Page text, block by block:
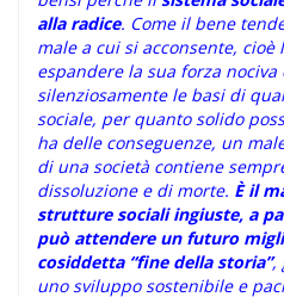
alla radice. Come il bene
male a cui si acconsente, cioè
espandere la sua forza nociva
silenziosamente le basi di
sociale, per quanto solido
ha delle conseguenze, un
di una società contiene
dissoluzione e di morte. È il
strutture sociali ingiuste, a
può attendere un futuro
cosiddetta “fine della storia”,
uno sviluppo sostenibile e